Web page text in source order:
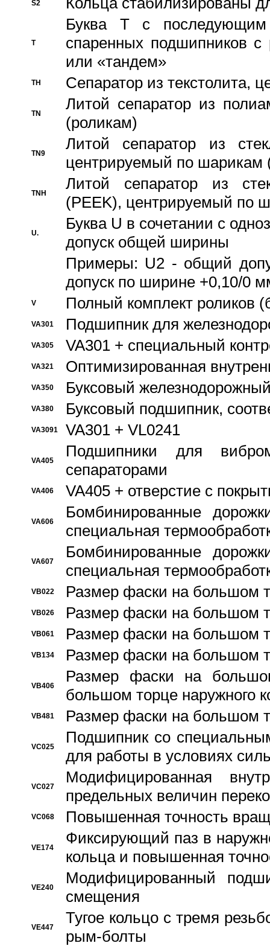
S2
T
Буква T с
спаренных подшипников
или «тандем»
TH Сепаратор из текстолита,
TN
Литой сепаратор из
(роликам)
TN9
Литой сепаратор из
центрируемый по шарикам
TNH
Литой сепаратор из
(PEEK), центрируемый по
U.
Буква U в сочетании с
допуск общей ширины
Примеры: U2 - общий
допуск по ширине +0,10/0
V Полный комплект роликов
VA301 Подшипник для
VA305 VA301 + специальный
VA321 Оптимизированная
VA350 Буксовый
VA380 Буксовый подшипник,
VA3091 VA301 + VL0241
VA405
Подшипники для
сепараторами
VA406 VA405 + отверстие с
VA606
Бомбинированные
специальная
VA607
Бомбинированные
специальная
VB022 Размер фаски на большом
VB026 Размер фаски на большом
VB061 Размер фаски на большом
VB134 Размер фаски на большом
VB406
Размер фаски на
большом торце наружного
VB481 Размер фаски на большом
VC025
Подшипник со
для работы в условиях
VC027
Модифицированная
предельных величин
VC068 Повышенная точность
VE174
Фиксирующий паз в
кольца и повышенная
VE240
Модифицированный
смещения
VE447
Тугое кольцо с тремя
рым-болты